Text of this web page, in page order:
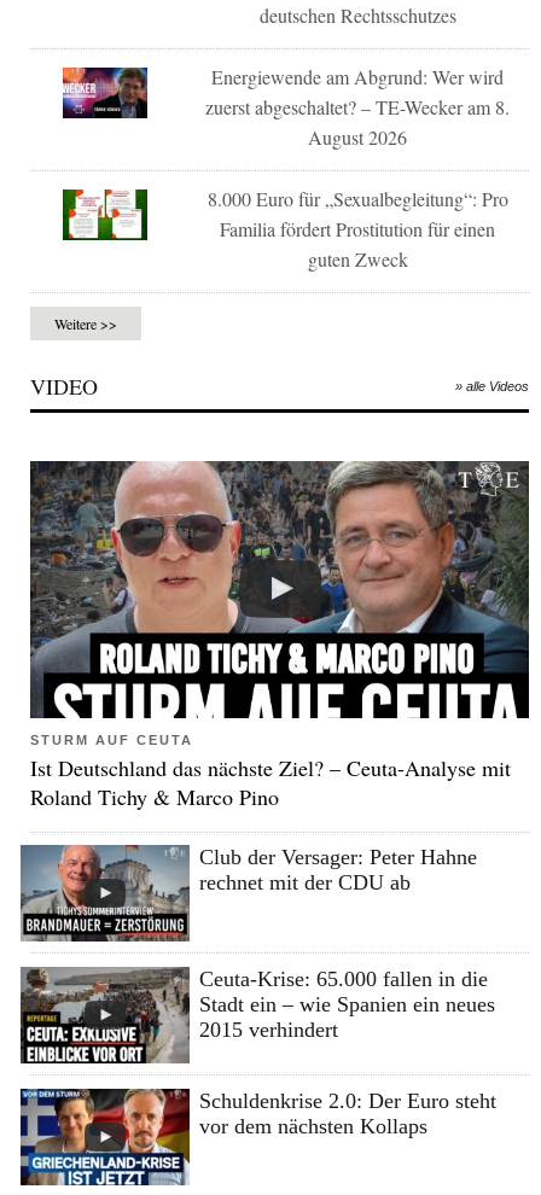
deutschen Rechtsschutzes
Energiewende am Abgrund: Wer wird
zuerst abgeschaltet? – TE-Wecker am 8.
August 2026
8.000 Euro für „Sexualbegleitung“: Pro
Familia fördert Prostitution für einen
guten Zweck
Weitere >>
VIDEO » alle Videos
STURM AUF CEUTA
Ist Deutschland das nächste Ziel? – Ceuta-Analyse mit
Roland Tichy & Marco Pino
Club der Versager: Peter Hahne
rechnet mit der CDU ab
Ceuta-Krise: 65.000 fallen in die
Stadt ein – wie Spanien ein neues
2015 verhindert
Schuldenkrise 2.0: Der Euro steht
vor dem nächsten Kollaps